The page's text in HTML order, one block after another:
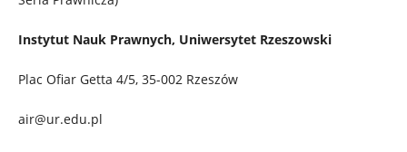
Instytut Nauk Prawnych, Uniwersytet Rzeszowski
Plac Ofiar Getta 4/5, 35-002 Rzeszów
air@ur.edu.pl